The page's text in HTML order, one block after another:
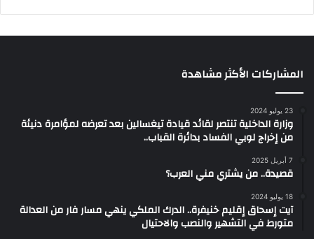
المشاركات الأكثر مشاهدة
23 يوليو 2024
وزارة الداخلية تنتصر لقائد قيادة تيغسالين بعد تعرضه لمؤامرة دنيئة
من إخراج لوبي الفساد بدائرة القباب..
7 أبريل 2025
قصيدة.. من يشتري مني العرب؟
18 يوليو 2024
آيت إسحاق إقليم خنيفرة.. الدرك الملكي ينهي مسار فار من العدالة
متورط في التشهير والنصب والاحتيال